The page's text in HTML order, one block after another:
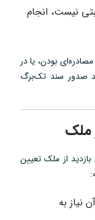
نیست، انجام
بودن، یا در
صدور سند تک‌برگ
بازدید از ملک تعیین
نیاز به